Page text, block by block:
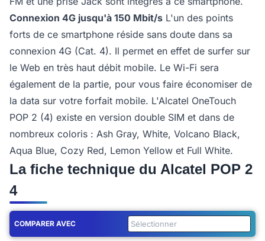
Connexion 4G jusqu'à 150 Mbit/s L'un des points
forts de ce smartphone réside sans doute dans sa
connexion 4G (Cat. 4). Il permet en effet de surfer sur
le Web en très haut débit mobile. Le Wi-Fi sera
également de la partie, pour vous faire économiser de
la data sur votre forfait mobile. L'Alcatel OneTouch
POP 2 (4) existe en version double SIM et dans de
nombreux coloris : Ash Gray, White, Volcano Black,
Aqua Blue, Cozy Red, Lemon Yellow et Full White.
La fiche technique du Alcatel POP 2
4
COMPARER AVEC